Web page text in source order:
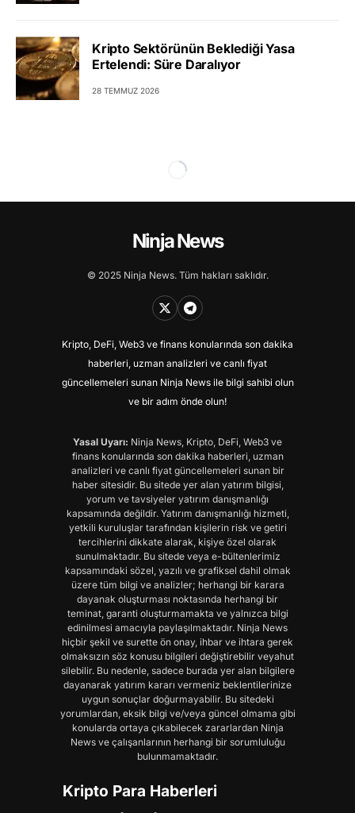
Kripto Sektörünün Beklediği Yasa
Ertelendi: Süre Daralıyor
28 TEMMUZ 2026
Ninja News
© 2025 Ninja News. Tüm hakları saklıdır.
Kripto, DeFi, Web3 ve finans konularında son dakika
haberleri, uzman analizleri ve canlı fiyat
güncellemeleri sunan Ninja News ile bilgi sahibi olun
ve bir adım önde olun!
Yasal Uyarı: Ninja News, Kripto, DeFi, Web3 ve
finans konularında son dakika haberleri, uzman
analizleri ve canlı fiyat güncellemeleri sunan bir
haber sitesidir. Bu sitede yer alan yatırım bilgisi,
yorum ve tavsiyeler yatırım danışmanlığı
kapsamında değildir. Yatırım danışmanlığı hizmeti,
yetkili kuruluşlar tarafından kişilerin risk ve getiri
tercihlerini dikkate alarak, kişiye özel olarak
sunulmaktadır. Bu sitede veya e-bültenlerimiz
kapsamındaki sözel, yazılı ve grafiksel dahil olmak
üzere tüm bilgi ve analizler; herhangi bir karara
dayanak oluşturması noktasında herhangi bir
teminat, garanti oluşturmamakta ve yalnızca bilgi
edinilmesi amacıyla paylaşılmaktadır. Ninja News
hiçbir şekil ve surette ön onay, ihbar ve ihtara gerek
olmaksızın söz konusu bilgileri değiştirebilir veyahut
silebilir. Bu nedenle, sadece burada yer alan bilgilere
dayanarak yatırım kararı vermeniz beklentilerinize
uygun sonuçlar doğurmayabilir. Bu sitedeki
yorumlardan, eksik bilgi ve/veya güncel olmama gibi
konularda ortaya çıkabilecek zararlardan Ninja
News ve çalışanlarının herhangi bir sorumluluğu
bulunmamaktadır.
Kripto Para Haberleri